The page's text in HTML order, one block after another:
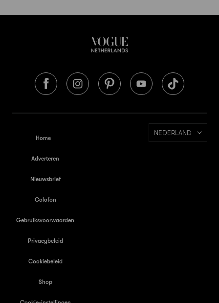
Home
Adverteren
Nieuwsbrief
Colofon
Gebruiksvoorwaarden
Privacybeleid
Cookiebeleid
Shop
NEDERLAND